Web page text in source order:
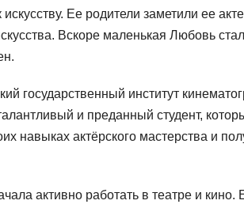
Ее родители заметили ее
Вскоре маленькая Любовь
государственный институт
и преданный студент,
навыках актёрского мастерства и
активно работать в театре и кино.